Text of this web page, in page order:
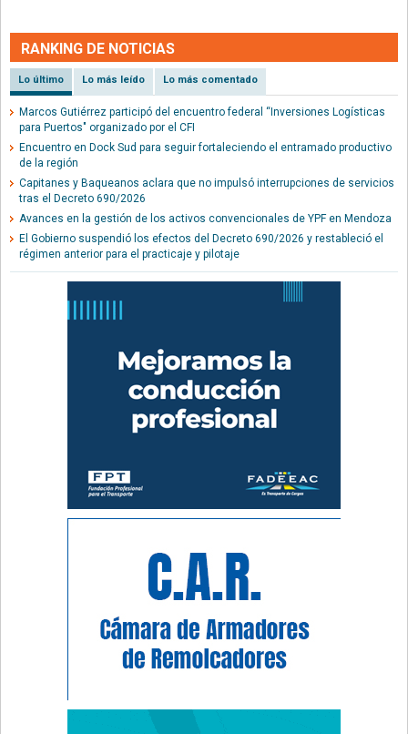
RANKING DE NOTICIAS
Lo último Lo más leído Lo más comentado
Marcos Gutiérrez participó del encuentro federal “Inversiones Logísticas
para Puertos" organizado por el CFI
Encuentro en Dock Sud para seguir fortaleciendo el entramado productivo
de la región
Capitanes y Baqueanos aclara que no impulsó interrupciones de servicios
tras el Decreto 690/2026
Avances en la gestión de los activos convencionales de YPF en Mendoza
El Gobierno suspendió los efectos del Decreto 690/2026 y restableció el
régimen anterior para el practicaje y pilotaje